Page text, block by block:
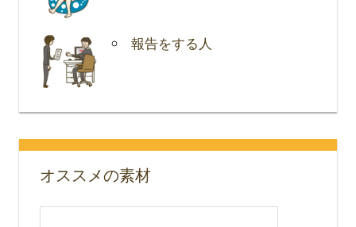
報告をする人
オススメの素材